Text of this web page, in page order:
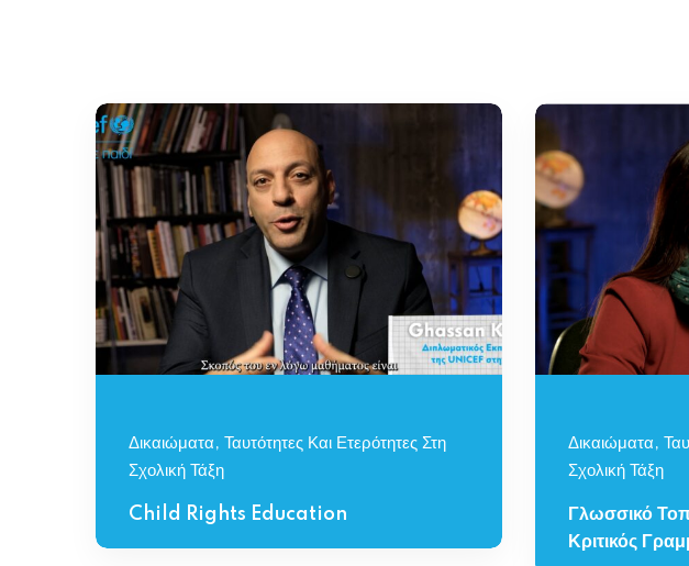
Δικαιώματα, Ταυτότητες Και Ετερότητες Στη
Σχολική Τάξη
Child Rights Education
Δικαιώματα,
Σχολική Τάξη
Γλωσσικό
Κριτικός